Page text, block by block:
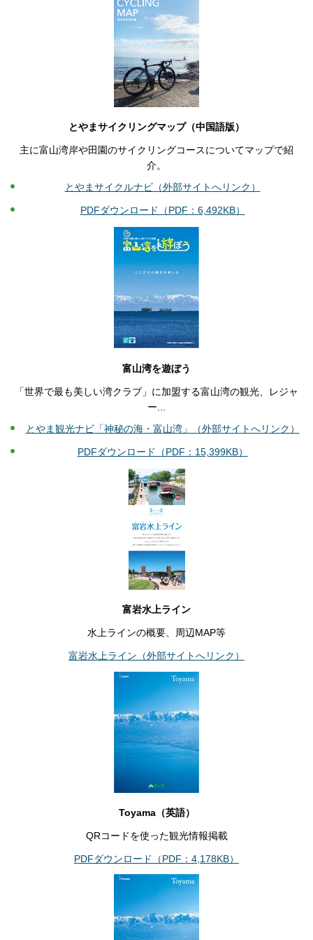
とやまサイクリングマップ（中国語版）
主に富山湾岸や田園のサイクリングコースについてマップで紹
介。
とやまサイクルナビ（外部サイトへリンク）
PDFダウンロード（PDF：6,492KB）
富山湾を遊ぼう
「世界で最も美しい湾クラブ」に加盟する富山湾の観光、レジャ
ー...
とやま観光ナビ「神秘の海・富山湾」（外部サイトへリンク）
PDFダウンロード（PDF：15,399KB）
富岩水上ライン
水上ラインの概要、周辺MAP等
富岩水上ライン（外部サイトへリンク）
Toyama（英語）
QRコードを使った観光情報掲載
PDFダウンロード（PDF：4,178KB）